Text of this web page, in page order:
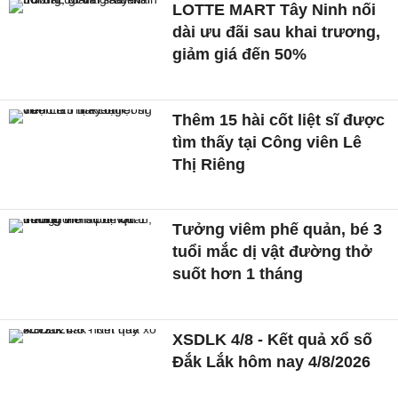
LOTTE MART Tây Ninh nối
dài ưu đãi sau khai trương,
giảm giá đến 50%
Thêm 15 hài cốt liệt sĩ được
tìm thấy tại Công viên Lê
Thị Riêng
Tưởng viêm phế quản, bé 3
tuổi mắc dị vật đường thở
suốt hơn 1 tháng
XSDLK 4/8 - Kết quả xổ số
Đắk Lắk hôm nay 4/8/2026